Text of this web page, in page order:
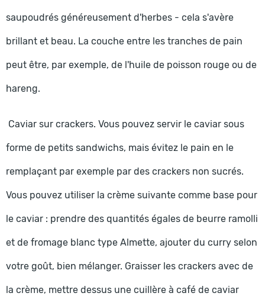
saupoudrés généreusement d'herbes - cela s'avère
brillant et beau. La couche entre les tranches de pain
peut être, par exemple, de l'huile de poisson rouge ou de
hareng.
Caviar sur crackers. Vous pouvez servir le caviar sous
forme de petits sandwichs, mais évitez le pain en le
remplaçant par exemple par des crackers non sucrés.
Vous pouvez utiliser la crème suivante comme base pour
le caviar : prendre des quantités égales de beurre ramolli
et de fromage blanc type Almette, ajouter du curry selon
votre goût, bien mélanger. Graisser les crackers avec de
la crème, mettre dessus une cuillère à café de caviar